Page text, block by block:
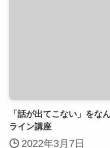
「話が出てこない」をな
ライン講座
2022年3月7日